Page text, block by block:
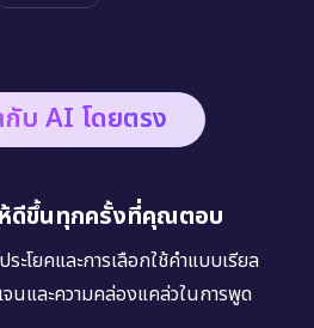
บ AI โดยตรง
ห้ดีขึ้นทุกครั้งที่คุณตอบ
ะโยคและการเลือกใช้คำแบบเรียล
นและความคล่องแคล่วในการพูด